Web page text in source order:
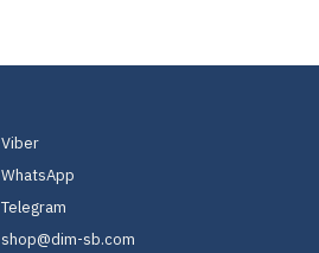
Viber
WhatsApp
Telegram
shop@dim-sb.com